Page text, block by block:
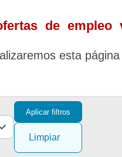
de empleo
esta página
Aplicar filtros
Limpiar